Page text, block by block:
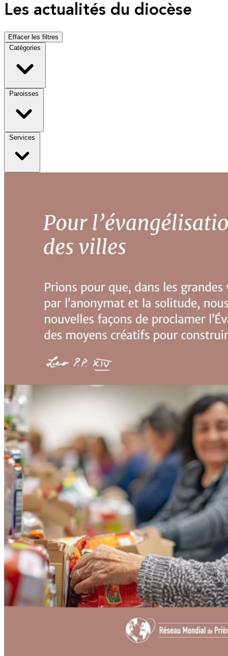
Les actualités du diocèse
Effacer les filtres
Catégories
Paroisses
Services